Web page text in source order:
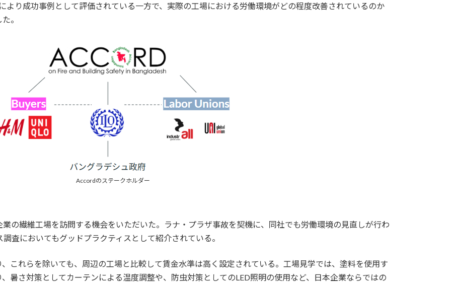
より成功事例として評価されている一方で、実際の工場における労働環境がどの程度改善されているのか
。
Accordのステークホルダー
の繊維工場を訪問する機会をいただいた。ラナ・プラザ事故を契機に、同社でも労働環境の見直しが行わ
査においてもグッドプラクティスとして紹介されている。
これらを除いても、周辺の工場と比較して賃金水準は高く設定されている。工場見学では、塗料を使用す
暑さ対策としてカーテンによる温度調整や、防虫対策としてのLED照明の使用など、日本企業ならではの